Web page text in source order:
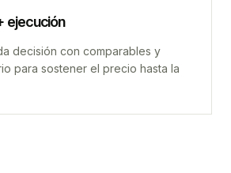
ejecución
decisión con comparables y
para sostener el precio hasta la